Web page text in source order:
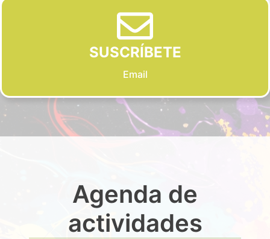
SUSCRÍBETE
Email
Agenda de
actividades